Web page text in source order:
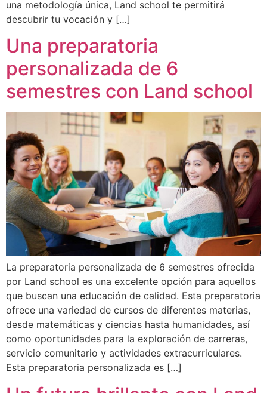
una metodología única, Land school te permitirá
descubrir tu vocación y […]
Una preparatoria
personalizada de 6
semestres con Land school
La preparatoria personalizada de 6 semestres ofrecida
por Land school es una excelente opción para aquellos
que buscan una educación de calidad. Esta preparatoria
ofrece una variedad de cursos de diferentes materias,
desde matemáticas y ciencias hasta humanidades, así
como oportunidades para la exploración de carreras,
servicio comunitario y actividades extracurriculares.
Esta preparatoria personalizada es […]